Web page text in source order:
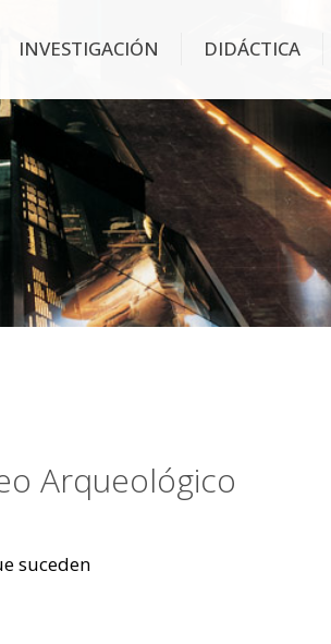
INVESTIGACIÓN DIDÁCTICA
Arqueológico
suceden